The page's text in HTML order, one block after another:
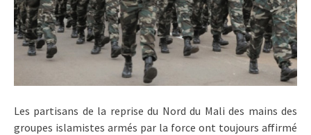
Les partisans de la reprise du Nord du Mali des mains des
groupes islamistes armés par la force ont toujours affirmé